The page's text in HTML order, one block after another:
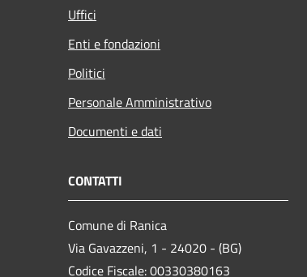
Uffici
Enti e fondazioni
Politici
Personale Amministrativo
Documenti e dati
CONTATTI
Comune di Ranica
Via Gavazzeni, 1 - 24020 - (BG)
Codice Fiscale: 00330380163